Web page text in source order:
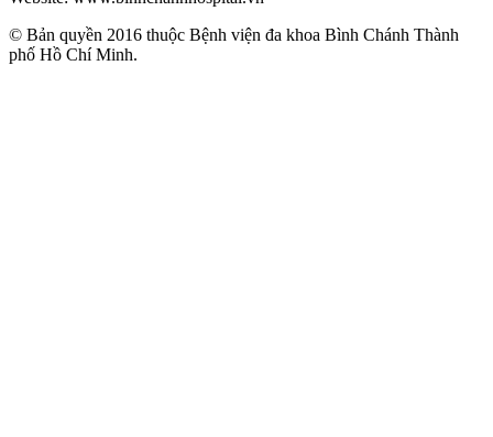
© Bản quyền 2016 thuộc Bệnh viện đa khoa Bình Chánh Thành
phố Hồ Chí Minh.